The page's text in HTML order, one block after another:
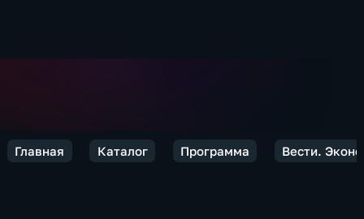
Главная Каталог Программа Вести.